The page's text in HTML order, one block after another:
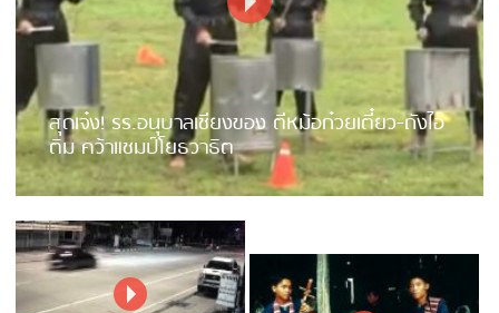
สุดเจ๋ง! รร.อนุบาลเชียงของ ตีหม้อก๋วยเตี๋ยว-ถังไอ
ติม คว้าแชมป์โยธวาธิต